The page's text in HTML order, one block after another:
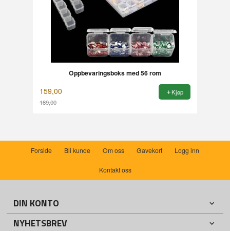
Oppbevaringsboks med 56 rom
159,00
189,00
Kjøp
Forside Bli kunde Om oss Gavekort Logg inn
Kontakt oss
DIN KONTO
NYHETSBREV